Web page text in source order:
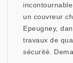
un couvreur
Epeugney,
travaux de
sécurité.